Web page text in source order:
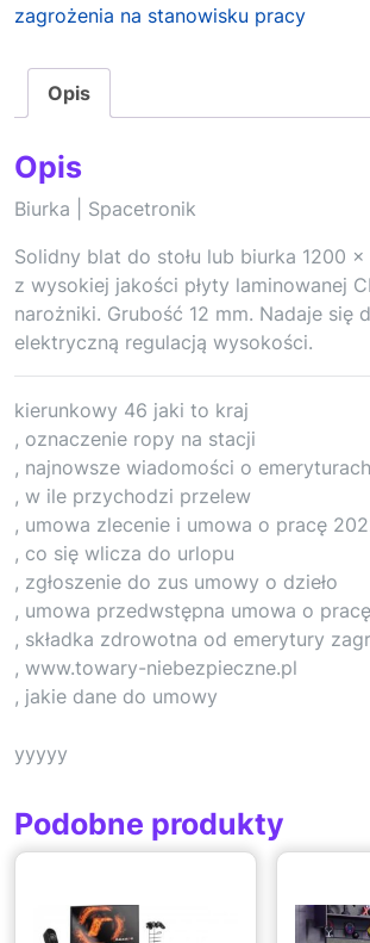
zagrożenia na stanowisku pracy
Opis
Opis
Biurka | Spacetronik
Solidny blat do stołu lub biurka 1200
z wysokiej jakości płyty laminowanej
narożniki. Grubość 12 mm. Nadaje się
elektryczną regulacją wysokości.
kierunkowy 46 jaki to kraj
, oznaczenie ropy na stacji
, najnowsze wiadomości o
, w ile przychodzi przelew
, umowa zlecenie i umowa o pracę
, co się wlicza do urlopu
, zgłoszenie do zus umowy o dzieło
, umowa przedwstępna umowa o pracę
, składka zdrowotna od emerytury
, www.towary-niebezpieczne.pl
, jakie dane do umowy
yyyyy
Podobne produkty